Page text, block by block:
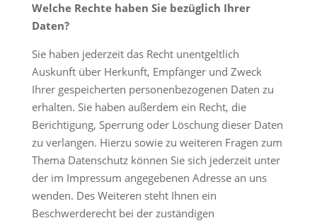
Welche Rechte haben Sie bezüglich Ihrer
Daten?
Sie haben jederzeit das Recht unentgeltlich
Auskunft über Herkunft, Empfänger und Zweck
Ihrer gespeicherten personenbezogenen Daten zu
erhalten. Sie haben außerdem ein Recht, die
Berichtigung, Sperrung oder Löschung dieser Daten
zu verlangen. Hierzu sowie zu weiteren Fragen zum
Thema Datenschutz können Sie sich jederzeit unter
der im Impressum angegebenen Adresse an uns
wenden. Des Weiteren steht Ihnen ein
Beschwerderecht bei der zuständigen